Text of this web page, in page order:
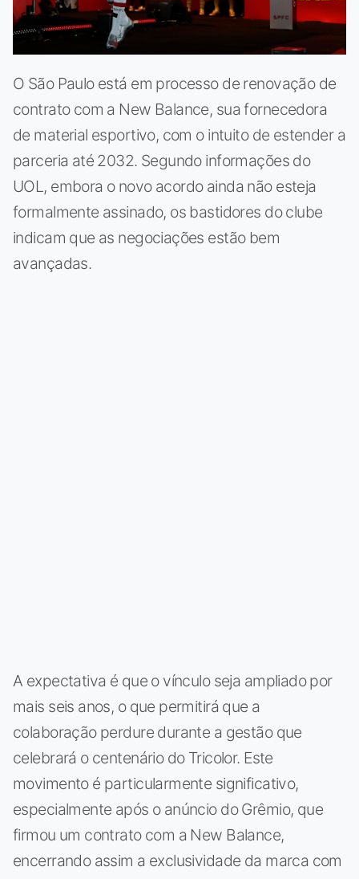
O São Paulo está em processo de renovação de
contrato com a New Balance, sua fornecedora
de material esportivo, com o intuito de estender a
parceria até 2032. Segundo informações do
UOL, embora o novo acordo ainda não esteja
formalmente assinado, os bastidores do clube
indicam que as negociações estão bem
avançadas.
A expectativa é que o vínculo seja ampliado por
mais seis anos, o que permitirá que a
colaboração perdure durante a gestão que
celebrará o centenário do Tricolor. Este
movimento é particularmente significativo,
especialmente após o anúncio do Grêmio, que
firmou um contrato com a New Balance,
encerrando assim a exclusividade da marca com